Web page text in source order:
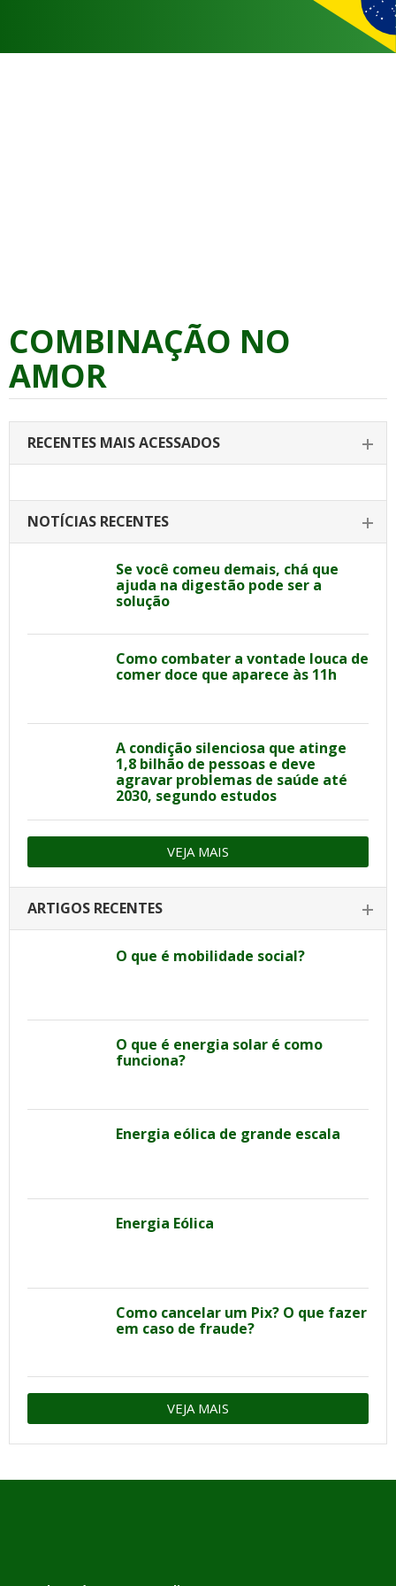
COMBINAÇÃO NO
AMOR
RECENTES MAIS ACESSADOS
NOTÍCIAS RECENTES
Se você comeu demais, chá que
ajuda na digestão pode ser a
solução
Como combater a vontade louca de
comer doce que aparece às 11h
A condição silenciosa que atinge
1,8 bilhão de pessoas e deve
agravar problemas de saúde até
2030, segundo estudos
VEJA MAIS
ARTIGOS RECENTES
O que é mobilidade social?
O que é energia solar é como
funciona?
Energia eólica de grande escala
Energia Eólica
Como cancelar um Pix? O que fazer
em caso de fraude?
VEJA MAIS